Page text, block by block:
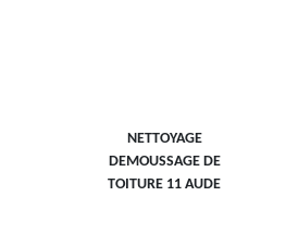
NETTOYAGE
DEMOUSSAGE DE
TOITURE 11 AUDE